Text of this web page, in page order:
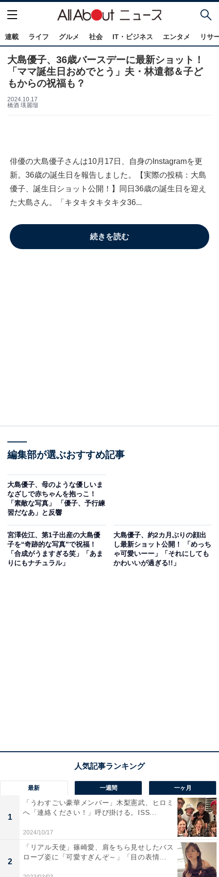
連載 ライフ グルメ 社会 IT・ビジネス エンタメ リサ
大島優子、36歳バースデーに最新ショット！
「ママ誕生日おめでとう」夫・林遣都＆子ど
もからの祝福も？
2024.10.17
橋酒 瑛麗瑠
俳優の大島優子さんは10月17日、自身のInstagramを更
新。36歳の誕生日を報告しました。【実際の投稿：大島
優子、誕生日ショット公開！】同日36歳の誕生日を迎え
た大島さん。「キタキタキタキタ36...
続きを読む
編集部が選ぶおすすめ記事
大島優子、母のような優しいま
なざしで赤ちゃんを抱っこ！
「素敵な写真」 「優子、予行練
習だなあ」と反響
宮澤佐江、第1子出産の大島優
子を“奇跡的な写真”で祝福！
「合成がうますぎる笑」「あま
りにもナチュラル」
大島優子、約2カ月ぶりの顔出
し最新ショット公開！ 「めっち
ゃ可愛いーー」「それにしても
かわいいが過ぎる!!」
最新 一週間 一ヶ月
1
「うわすごい豪華メンバー」木梨憲武、ヒロミ
へ「連絡ください！」呼び掛ける。ISS...
2024/10/17
2
「リアル天使」篠崎愛、肩をちら見せしたバス
ローブ姿に「可愛すぎんぞ～」「目の表情...